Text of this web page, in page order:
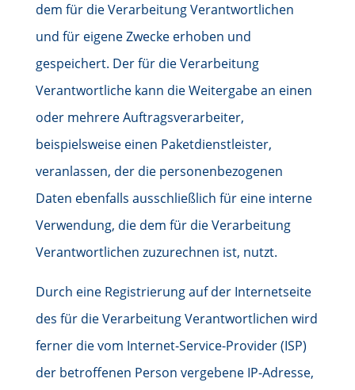
dem für die Verarbeitung Verantwortlichen
und für eigene Zwecke erhoben und
gespeichert. Der für die Verarbeitung
Verantwortliche kann die Weitergabe an einen
oder mehrere Auftragsverarbeiter,
beispielsweise einen Paketdienstleister,
veranlassen, der die personenbezogenen
Daten ebenfalls ausschließlich für eine interne
Verwendung, die dem für die Verarbeitung
Verantwortlichen zuzurechnen ist, nutzt.
Durch eine Registrierung auf der Internetseite
des für die Verarbeitung Verantwortlichen wird
ferner die vom Internet-Service-Provider (ISP)
der betroffenen Person vergebene IP-Adresse,